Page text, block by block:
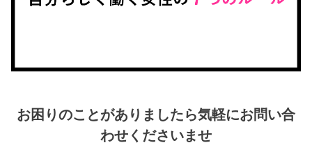
お困りのことがありましたら気軽にお問い合
わせくださいませ